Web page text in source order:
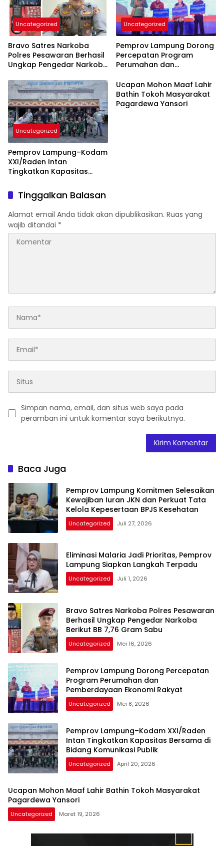
Uncategorized
Bravo Satres Narkoba
Polres Pesawaran Berhasil
Ungkap Pengedar Narkoba
Uncategorized
Pemprov Lampung Dorong
Percepatan Program
Perumahan dan
Rakyat
Uncategorized
Pemprov Lampung–Kodam
XXI/Raden Intan
Tingkatkan Kapasitas
Komunikasi Publik
Ucapan Mohon Maaf Lahir
Bathin Tokoh Masyarakat
Pagardewa Yansori
Tinggalkan Balasan
Alamat email Anda tidak akan dipublikasikan. Ruas yang
wajib ditandai *
Simpan nama, email, dan situs web saya pada
peramban ini untuk komentar saya berikutnya.
Baca Juga
Pemprov Lampung Komitmen Selesaikan
Kewajiban Iuran JKN dan Perkuat Tata
Kelola Kepesertaan BPJS Kesehatan
Uncategorized Juli 27, 2026
Eliminasi Malaria Jadi Prioritas, Pemprov
Lampung Siapkan Langkah Terpadu
Uncategorized Juli 1, 2026
Bravo Satres Narkoba Polres Pesawaran
Berhasil Ungkap Pengedar Narkoba
Berikut BB 7,76 Gram Sabu
Uncategorized Mei 16, 2026
Pemprov Lampung Dorong Percepatan
Program Perumahan dan
Pemberdayaan Ekonomi Rakyat
Uncategorized Mei 8, 2026
Pemprov Lampung–Kodam XXI/Raden
Intan Tingkatkan Kapasitas Bersama di
Bidang Komunikasi Publik
Uncategorized April 20, 2026
Ucapan Mohon Maaf Lahir Bathin Tokoh Masyarakat
Pagardewa Yansori
Uncategorized Maret 19, 2026